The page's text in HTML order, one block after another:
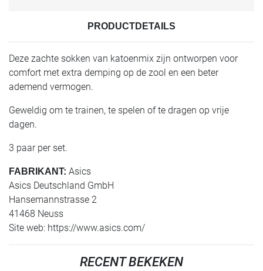
PRODUCTDETAILS
Deze zachte sokken van katoenmix zijn ontworpen voor
comfort met extra demping op de zool en een beter
ademend vermogen.
Geweldig om te trainen, te spelen of te dragen op vrije
dagen.
3 paar per set.
FABRIKANT: Asics
Asics Deutschland GmbH
Hansemannstrasse 2
41468 Neuss
Site web: https://www.asics.com/
RECENT BEKEKEN